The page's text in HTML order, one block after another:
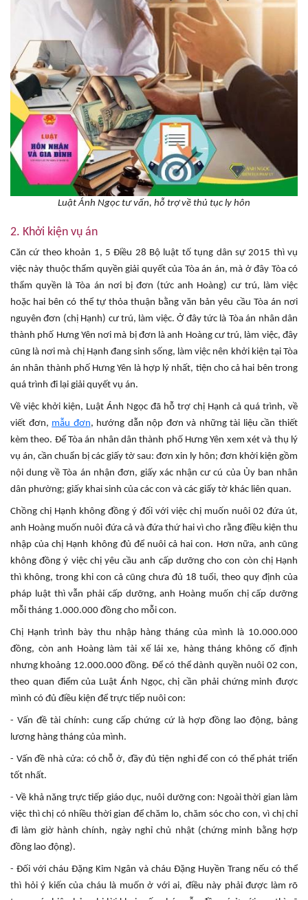
Luật Ánh Ngọc tư vấn, hỗ trợ về thủ tục ly hôn
2. Khởi kiện vụ án
Căn cứ theo khoản 1, 5 Điều 28 Bộ luật tố tụng dân sự 2015 thì vụ
việc này thuộc thẩm quyền giải quyết của Tòa án án, mà ở đây Tòa có
thẩm quyền là Tòa án nơi bị đơn (tức anh Hoàng) cư trú, làm việc
hoặc hai bên có thể tự thỏa thuận bằng văn bản yêu cầu Tòa án nơi
nguyên đơn (chị Hạnh) cư trú, làm việc. Ở đây tức là Tòa án nhân dân
thành phố Hưng Yên nơi mà bị đơn là anh Hoàng cư trú, làm việc, đây
cũng là nơi mà chị Hạnh đang sinh sống, làm việc nên khởi kiện tại Tòa
án nhân thành phố Hưng Yên là hợp lý nhất, tiện cho cả hai bên trong
quá trình đi lại giải quyết vụ án.
Về việc khởi kiện, Luật Ánh Ngọc đã hỗ trợ chị Hạnh cả quá trình, về
viết đơn, mẫu đơn, hướng dẫn nộp đơn và những tài liệu cần thiết
kèm theo. Để Tòa án nhân dân thành phố Hưng Yên xem xét và thụ lý
vụ án, cần chuẩn bị các giấy tờ sau: đơn xin ly hôn; đơn khởi kiện gồm
nội dung về Tòa án nhận đơn, giấy xác nhận cư cú của Ủy ban nhân
dân phường; giấy khai sinh của các con và các giấy tờ khác liên quan.
Chồng chị Hạnh không đồng ý đối với việc chị muốn nuôi 02 đứa út,
anh Hoàng muốn nuôi đứa cả và đứa thứ hai vì cho rằng điều kiện thu
nhập của chị Hạnh không đủ để nuôi cả hai con. Hơn nữa, anh cũng
không đồng ý việc chị yêu cầu anh cấp dưỡng cho con còn chị Hạnh
thì không, trong khi con cả cũng chưa đủ 18 tuổi, theo quy định của
pháp luật thì vẫn phải cấp dưỡng, anh Hoàng muốn chị cấp dưỡng
mỗi tháng 1.000.000 đồng cho mỗi con.
Chị Hạnh trình bày thu nhập hàng tháng của mình là 10.000.000
đồng, còn anh Hoàng làm tài xế lái xe, hàng tháng không cố định
nhưng khoảng 12.000.000 đồng. Để có thể dành quyền nuôi 02 con,
theo quan điểm của Luật Ánh Ngọc, chị cần phải chứng minh được
mình có đủ điều kiện để trực tiếp nuôi con:
- Vấn đề tài chính: cung cấp chứng cứ là hợp đồng lao động, bảng
lương hàng tháng của mình.
- Vấn đề nhà cửa: có chỗ ở, đầy đủ tiện nghi để con có thể phát triển
tốt nhất.
- Về khả năng trực tiếp giáo dục, nuôi dưỡng con: Ngoài thời gian làm
việc thì chị có nhiều thời gian để chăm lo, chăm sóc cho con, vì chị chỉ
đi làm giờ hành chính, ngày nghỉ chủ nhật (chứng minh bằng hợp
đồng lao động).
- Đối với cháu Đặng Kim Ngân và cháu Đặng Huyền Trang nếu có thể
thì hỏi ý kiến của cháu là muốn ở với ai, điều này phải được làm rõ